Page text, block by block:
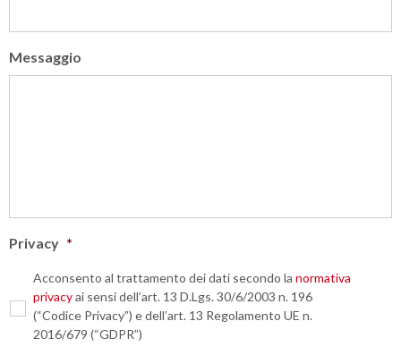
Messaggio
Privacy *
Acconsento al trattamento dei dati secondo la normativa
privacyai sensi dell’art. 13 D.Lgs. 30/6/2003 n. 196
(“Codice Privacy”) e dell’art. 13 Regolamento UE n.
2016/679 (“GDPR”)